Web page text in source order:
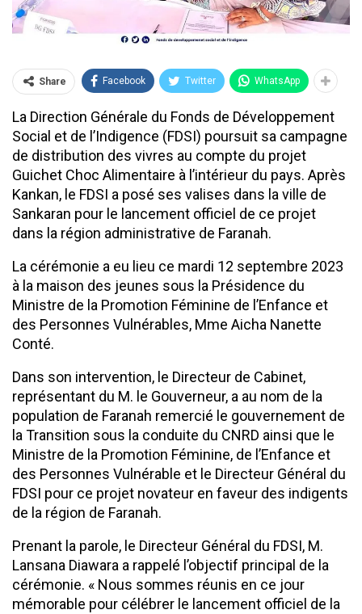
Share Facebook Twitter WhatsApp
La Direction Générale du Fonds de Développement
Social et de l’Indigence (FDSI) poursuit sa campagne
de distribution des vivres au compte du projet
Guichet Choc Alimentaire à l’intérieur du pays. Après
Kankan, le FDSI a posé ses valises dans la ville de
Sankaran pour le lancement officiel de ce projet
dans la région administrative de Faranah.
La cérémonie a eu lieu ce mardi 12 septembre 2023
à la maison des jeunes sous la Présidence du
Ministre de la Promotion Féminine de l’Enfance et
des Personnes Vulnérables, Mme Aicha Nanette
Conté.
Dans son intervention, le Directeur de Cabinet,
représentant du M. le Gouverneur, a au nom de la
population de Faranah remercié le gouvernement de
la Transition sous la conduite du CNRD ainsi que le
Ministre de la Promotion Féminine, de l’Enfance et
des Personnes Vulnérable et le Directeur Général du
FDSI pour ce projet novateur en faveur des indigents
de la région de Faranah.
Prenant la parole, le Directeur Général du FDSI, M.
Lansana Diawara a rappelé l’objectif principal de la
cérémonie. « Nous sommes réunis en ce jour
mémorable pour célébrer le lancement officiel de la